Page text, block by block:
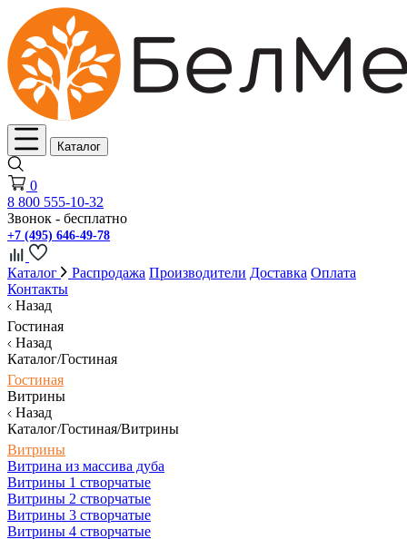
Каталог
0
8 800 555-10-32
Звонок - бесплатно
+7 (495) 646-49-78
Каталог Распродажа Производители Доставка Оплата
Контакты
Назад
Гостиная
Назад
Каталог/Гостиная
Гостиная
Витрины
Назад
Каталог/Гостиная/Витрины
Витрины
Витрина из массива дуба
Витрины 1 створчатые
Витрины 2 створчатые
Витрины 3 створчатые
Витрины 4 створчатые